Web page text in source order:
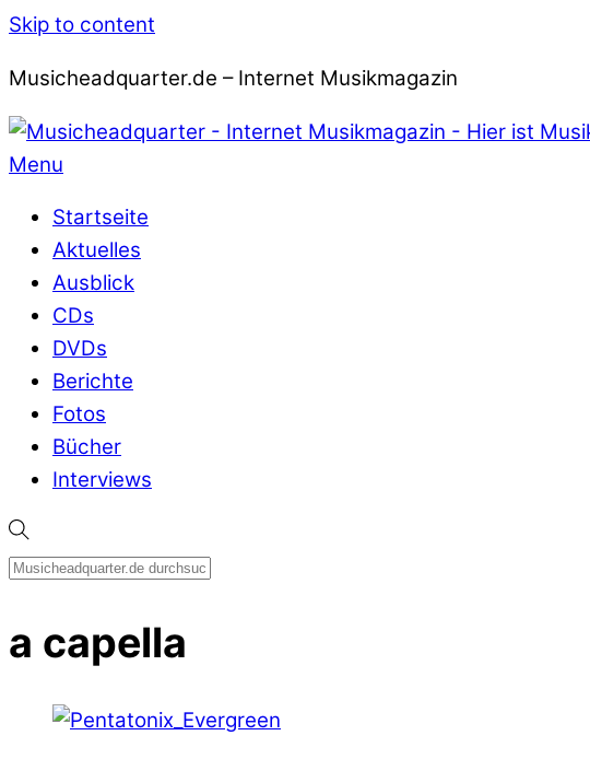
Skip to content
Musicheadquarter.de – Internet Musikmagazin
Menu
Startseite
Aktuelles
Ausblick
CDs
DVDs
Berichte
Fotos
Bücher
Interviews
a capella